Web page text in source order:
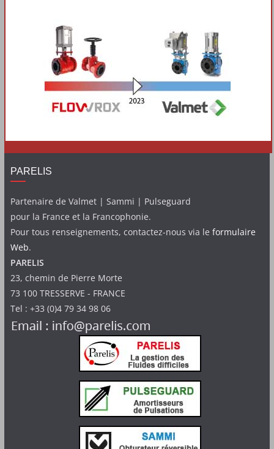
PARELIS
Partenaire de Valmet | Sammi | Pulseguard
pour la France et la Francophonie.
Pour tous renseignements, contactez-nous via le formulaire
Web.
PARELIS
23, chemin de Pierre Morte
73 100 TRESSERVE - FRANCE
Tel : +33 (0)4 79 34 98 06